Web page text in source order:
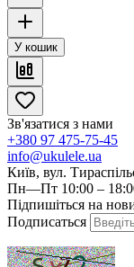
У кошик
Зв'язатися з нами
+380 97 475-75-45
info@ukulele.ua
Київ, вул.
Пн—Пт 10:00 –
Підпишіться на
Подписаться